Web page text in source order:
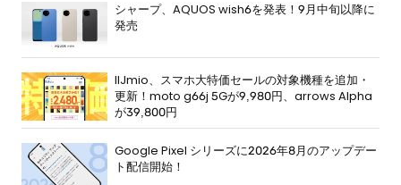
シャープ、AQUOS wish6を発表！9月中旬以降に
発売
IIJmio、スマホ大特価セールの対象機種を追加・
更新！moto g66j 5Gが9,980円、arrows Alpha
が39,800円
Google Pixel シリーズに2026年8月のアップデー
ト配信開始！